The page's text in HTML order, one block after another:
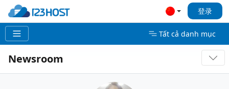
登录
Tất cả danh mục
Newsroom